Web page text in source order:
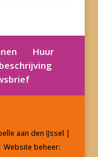
Huur
aan den IJssel |
Website beheer: